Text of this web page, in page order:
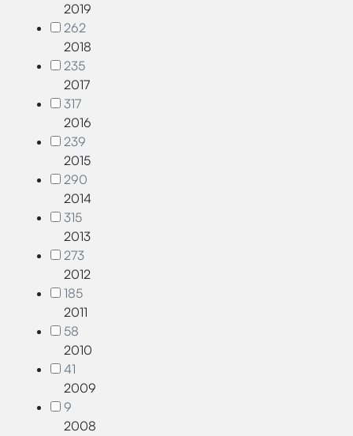
2019
262
2018
235
2017
317
2016
239
2015
290
2014
315
2013
273
2012
185
2011
58
2010
41
2009
9
2008